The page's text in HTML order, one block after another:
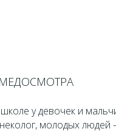
у девочек и
молодых людей